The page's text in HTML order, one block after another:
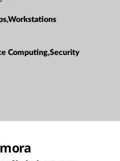
Computing,Security